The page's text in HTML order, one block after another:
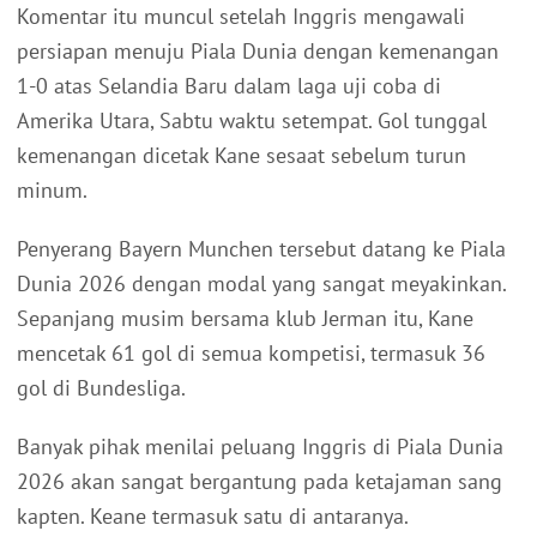
Komentar itu muncul setelah Inggris mengawali
persiapan menuju Piala Dunia dengan kemenangan
1-0 atas Selandia Baru dalam laga uji coba di
Amerika Utara, Sabtu waktu setempat. Gol tunggal
kemenangan dicetak Kane sesaat sebelum turun
minum.
Penyerang Bayern Munchen tersebut datang ke Piala
Dunia 2026 dengan modal yang sangat meyakinkan.
Sepanjang musim bersama klub Jerman itu, Kane
mencetak 61 gol di semua kompetisi, termasuk 36
gol di Bundesliga.
Banyak pihak menilai peluang Inggris di Piala Dunia
2026 akan sangat bergantung pada ketajaman sang
kapten. Keane termasuk satu di antaranya.